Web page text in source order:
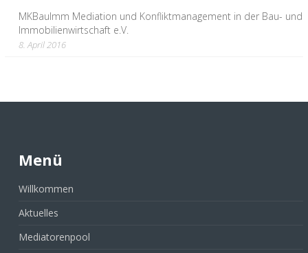
MKBauImm Mediation und Konfliktmanagement in der Bau- und
Immobilienwirtschaft e.V.
8. April 2016
Menü
Willkommen
Aktuelles
Mediatorenpool